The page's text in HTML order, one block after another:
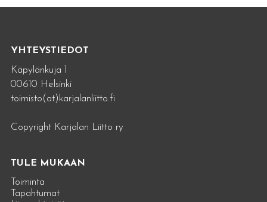
YHTEYSTIEDOT
Käpylänkuja 1
00610 Helsinki
toimisto(at)karjalanliitto.fi
Copyright Karjalan Liitto ry
TULE MUKAAN
Toiminta
Tapahtumat